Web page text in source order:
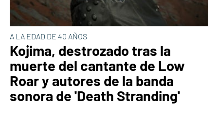
A LA EDAD DE 40 AÑOS
Kojima, destrozado tras la
muerte del cantante de Low
Roar y autores de la banda
sonora de 'Death Stranding'